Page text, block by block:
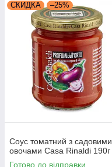
СКИДКА –25%
Соус томатний з садовими
овочами Casa Rinaldi 190г
Готово до відправки